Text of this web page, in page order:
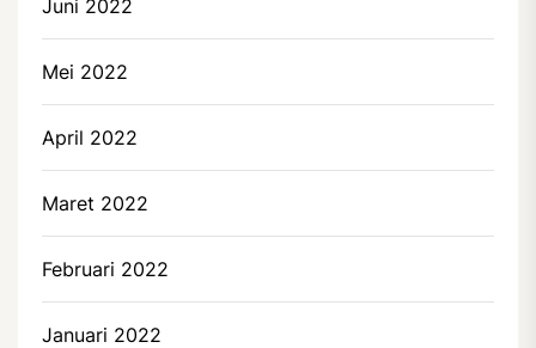
Juni 2022
Mei 2022
April 2022
Maret 2022
Februari 2022
Januari 2022